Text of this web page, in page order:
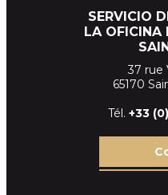
SERVICIO
LA OFICINA
37 rue
65170
Tél. +33 (